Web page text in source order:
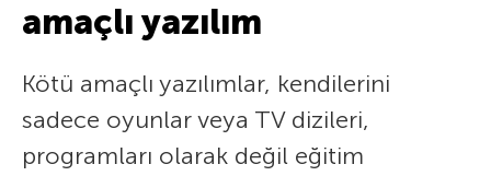
amaçlı yazılım
Kötü amaçlı yazılımlar, kendilerini
sadece oyunlar veya TV dizileri,
programları olarak değil eğitim